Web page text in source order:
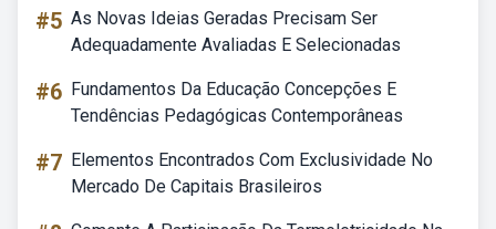
#5 As Novas Ideias Geradas Precisam Ser
Adequadamente Avaliadas E Selecionadas
#6 Fundamentos Da Educação Concepções E
Tendências Pedagógicas Contemporâneas
#7 Elementos Encontrados Com Exclusividade No
Mercado De Capitais Brasileiros